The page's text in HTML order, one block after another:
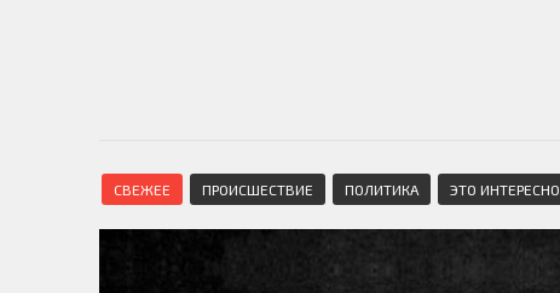
СВЕЖЕЕ ПРОИСШЕСТВИЕ ПОЛИТИКА ЭТО ИНТЕРЕСНО